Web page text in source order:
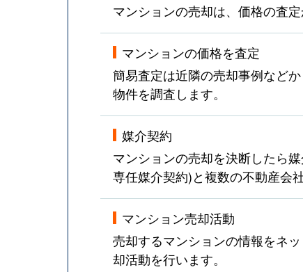
マンションの売却は、価格の査
マンションの価格を査定
簡易査定は近隣の売却事例など
物件を調査します。
媒介契約
マンションの売却を決断したら
専任媒介契約)と複数の不動産会
マンション売却活動
売却するマンションの情報をネ
却活動を行います。